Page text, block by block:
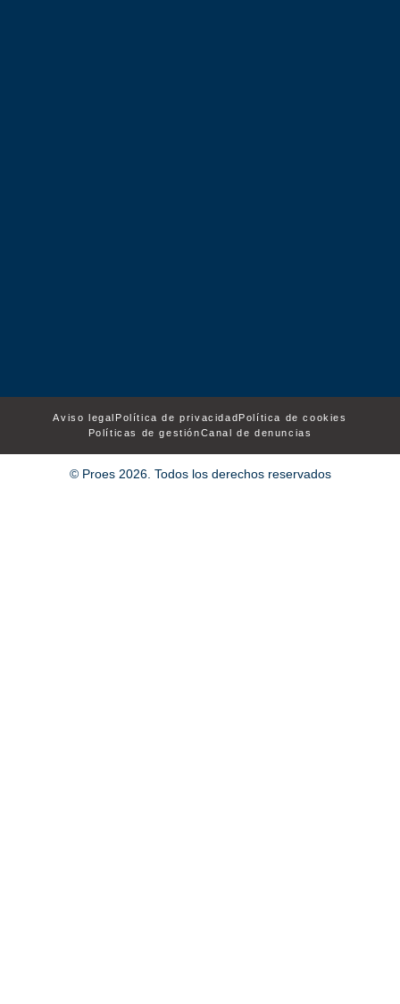
Aviso legal Política de privacidadPolítica de cookies
Políticas de gestiónCanal de denuncias
© Proes 2026. Todos los derechos reservados